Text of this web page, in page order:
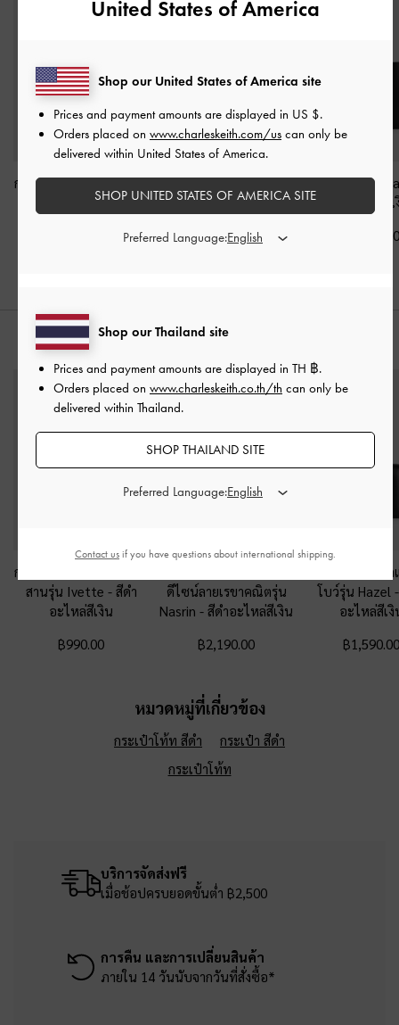
กระเป๋าโฮโบตกแต่งโซ่รุ่น
สีดำอะไหล่สี
กระเป๋าสะพายไหล่
ประดับหมุดรุ่น Tatiana
กระเป๋าโท้ทรุ่น
ดำอะไหล่สี
฿3,590.00
กระเป๋าใส่บัตรดีไซน์แบบ
สานรุ่น Ivette - สีดำ
อะไหล่สีเงิน
฿990.00
ดีไซน์ลายเรขาคณิตรุ่น
Nasrin-สีดำอะไหล่สีเงิน
฿2,190.00
กระเป๋าสตางค์ต
โบว์รุ่น Hazel
อะไหล่สีเงิ
฿1,590.00
หมวดหมู่ที่เกี่ยวข้อง
กระเป๋าโท้ท สีดำ
กระเป๋า สีดำ
กระเป๋าโท้ท
บริการจัดส่งฟรี
เมื่อช้อปครบยอดขั้นต่ำ ฿2,500
การคืน และการเปลี่ยนสินค้า
ภายใน 14 วันนับจากวันที่สั่งซื้อ*
United States of America
Shop our Thailand site
Prices and payment amounts are displayed in TH ฿.
Orders placed on www.charleskeith.co.th/th can only be
delivered within Thailand.
SHOP THAILAND SITE
Preferred Language:
Shop our United States of America site
Prices and payment amounts are displayed in US $.
Orders placed on www.charleskeith.com/us can only be
delivered within United States of America.
SHOP UNITED STATES OF AMERICA SITE
Preferred Language:
Contact us if you have questions about international shipping.